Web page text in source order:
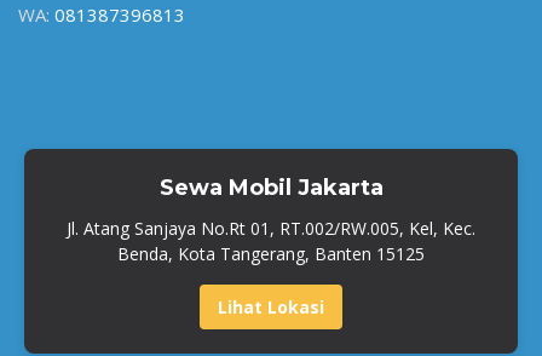
WA: 081387396813
Sewa Mobil Jakarta
Jl. Atang Sanjaya No.Rt 01, RT.002/RW.005, Kel, Kec.
Benda, Kota Tangerang, Banten 15125
Lihat Lokasi